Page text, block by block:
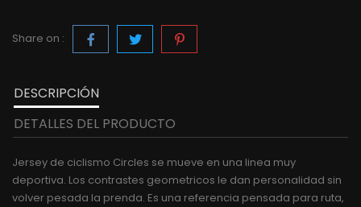
Share on :
DESCRIPCIÓN
DETALLES DEL PRODUCTO
Jersey de ciclismo Circles se mueve en una linea muy
deportiva. Los contrastes geometricos le dan personalidad sin
volver pesada la prenda. Es una referencia pensada para ruta,